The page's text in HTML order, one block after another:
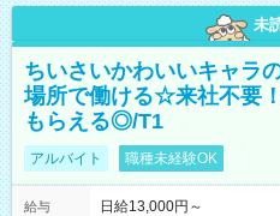
未
ちいさいかわいいキャラ
場所で働ける☆来社不要
もらえる◎/T1
アルバイト 職種未経験OK
給与
日給13,000円～